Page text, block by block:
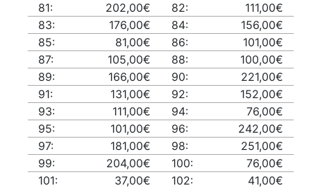
81:
202,00€ 82:
111,00€
83:
176,00€ 84:
156,00€
85:
81,00€ 86:
101,00€
87:
105,00€ 88:
100,00€
89:
166,00€ 90:
221,00€
91:
131,00€ 92:
152,00€
93:
111,00€ 94:
76,00€
95:
101,00€ 96:
242,00€
97:
181,00€ 98:
251,00€
99:
204,00€ 100:
76,00€
101:
37,00€ 102:
41,00€